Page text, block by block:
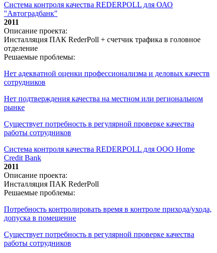
Система контроля качества REDERPOLL для ОАО
"Автоградбанк"
2011
Описание проекта:
Инсталляция ПАК RederPoll + счетчик трафика в головное
отделение
Решаемые проблемы:
Нет адекватной оценки профессионализма и деловых качеств
сотрудников
Нет подтверждения качества на местном или региональном
рынке
Существует потребность в регулярной проверке качества
работы сотрудников
Система контроля качества REDERPOLL для ООО Home
Credit Bank
2011
Описание проекта:
Инсталляция ПАК RederPoll
Решаемые проблемы:
Потребность контролировать время в контроле прихода/ухода,
допуска в помещение
Существует потребность в регулярной проверке качества
работы сотрудников